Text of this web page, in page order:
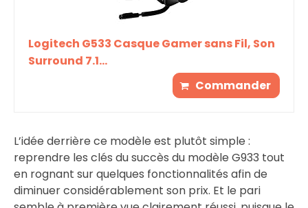
Logitech G533 Casque Gamer sans Fil, Son
Surround 7.1...
Commander
L’idée derrière ce modèle est plutôt simple :
reprendre les clés du succès du modèle G933 tout
en rognant sur quelques fonctionnalités afin de
diminuer considérablement son prix. Et le pari